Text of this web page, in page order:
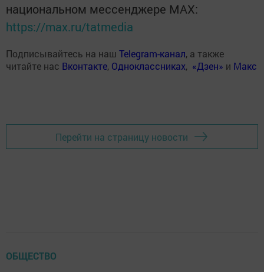
национальном мессенджере MАХ:
https://max.ru/tatmedia
Подписывайтесь на наш Telegram-канал, а также
читайте нас Вконтакте, Одноклассниках, «Дзен» и Макс
Перейти на страницу новости
ОБЩЕСТВО